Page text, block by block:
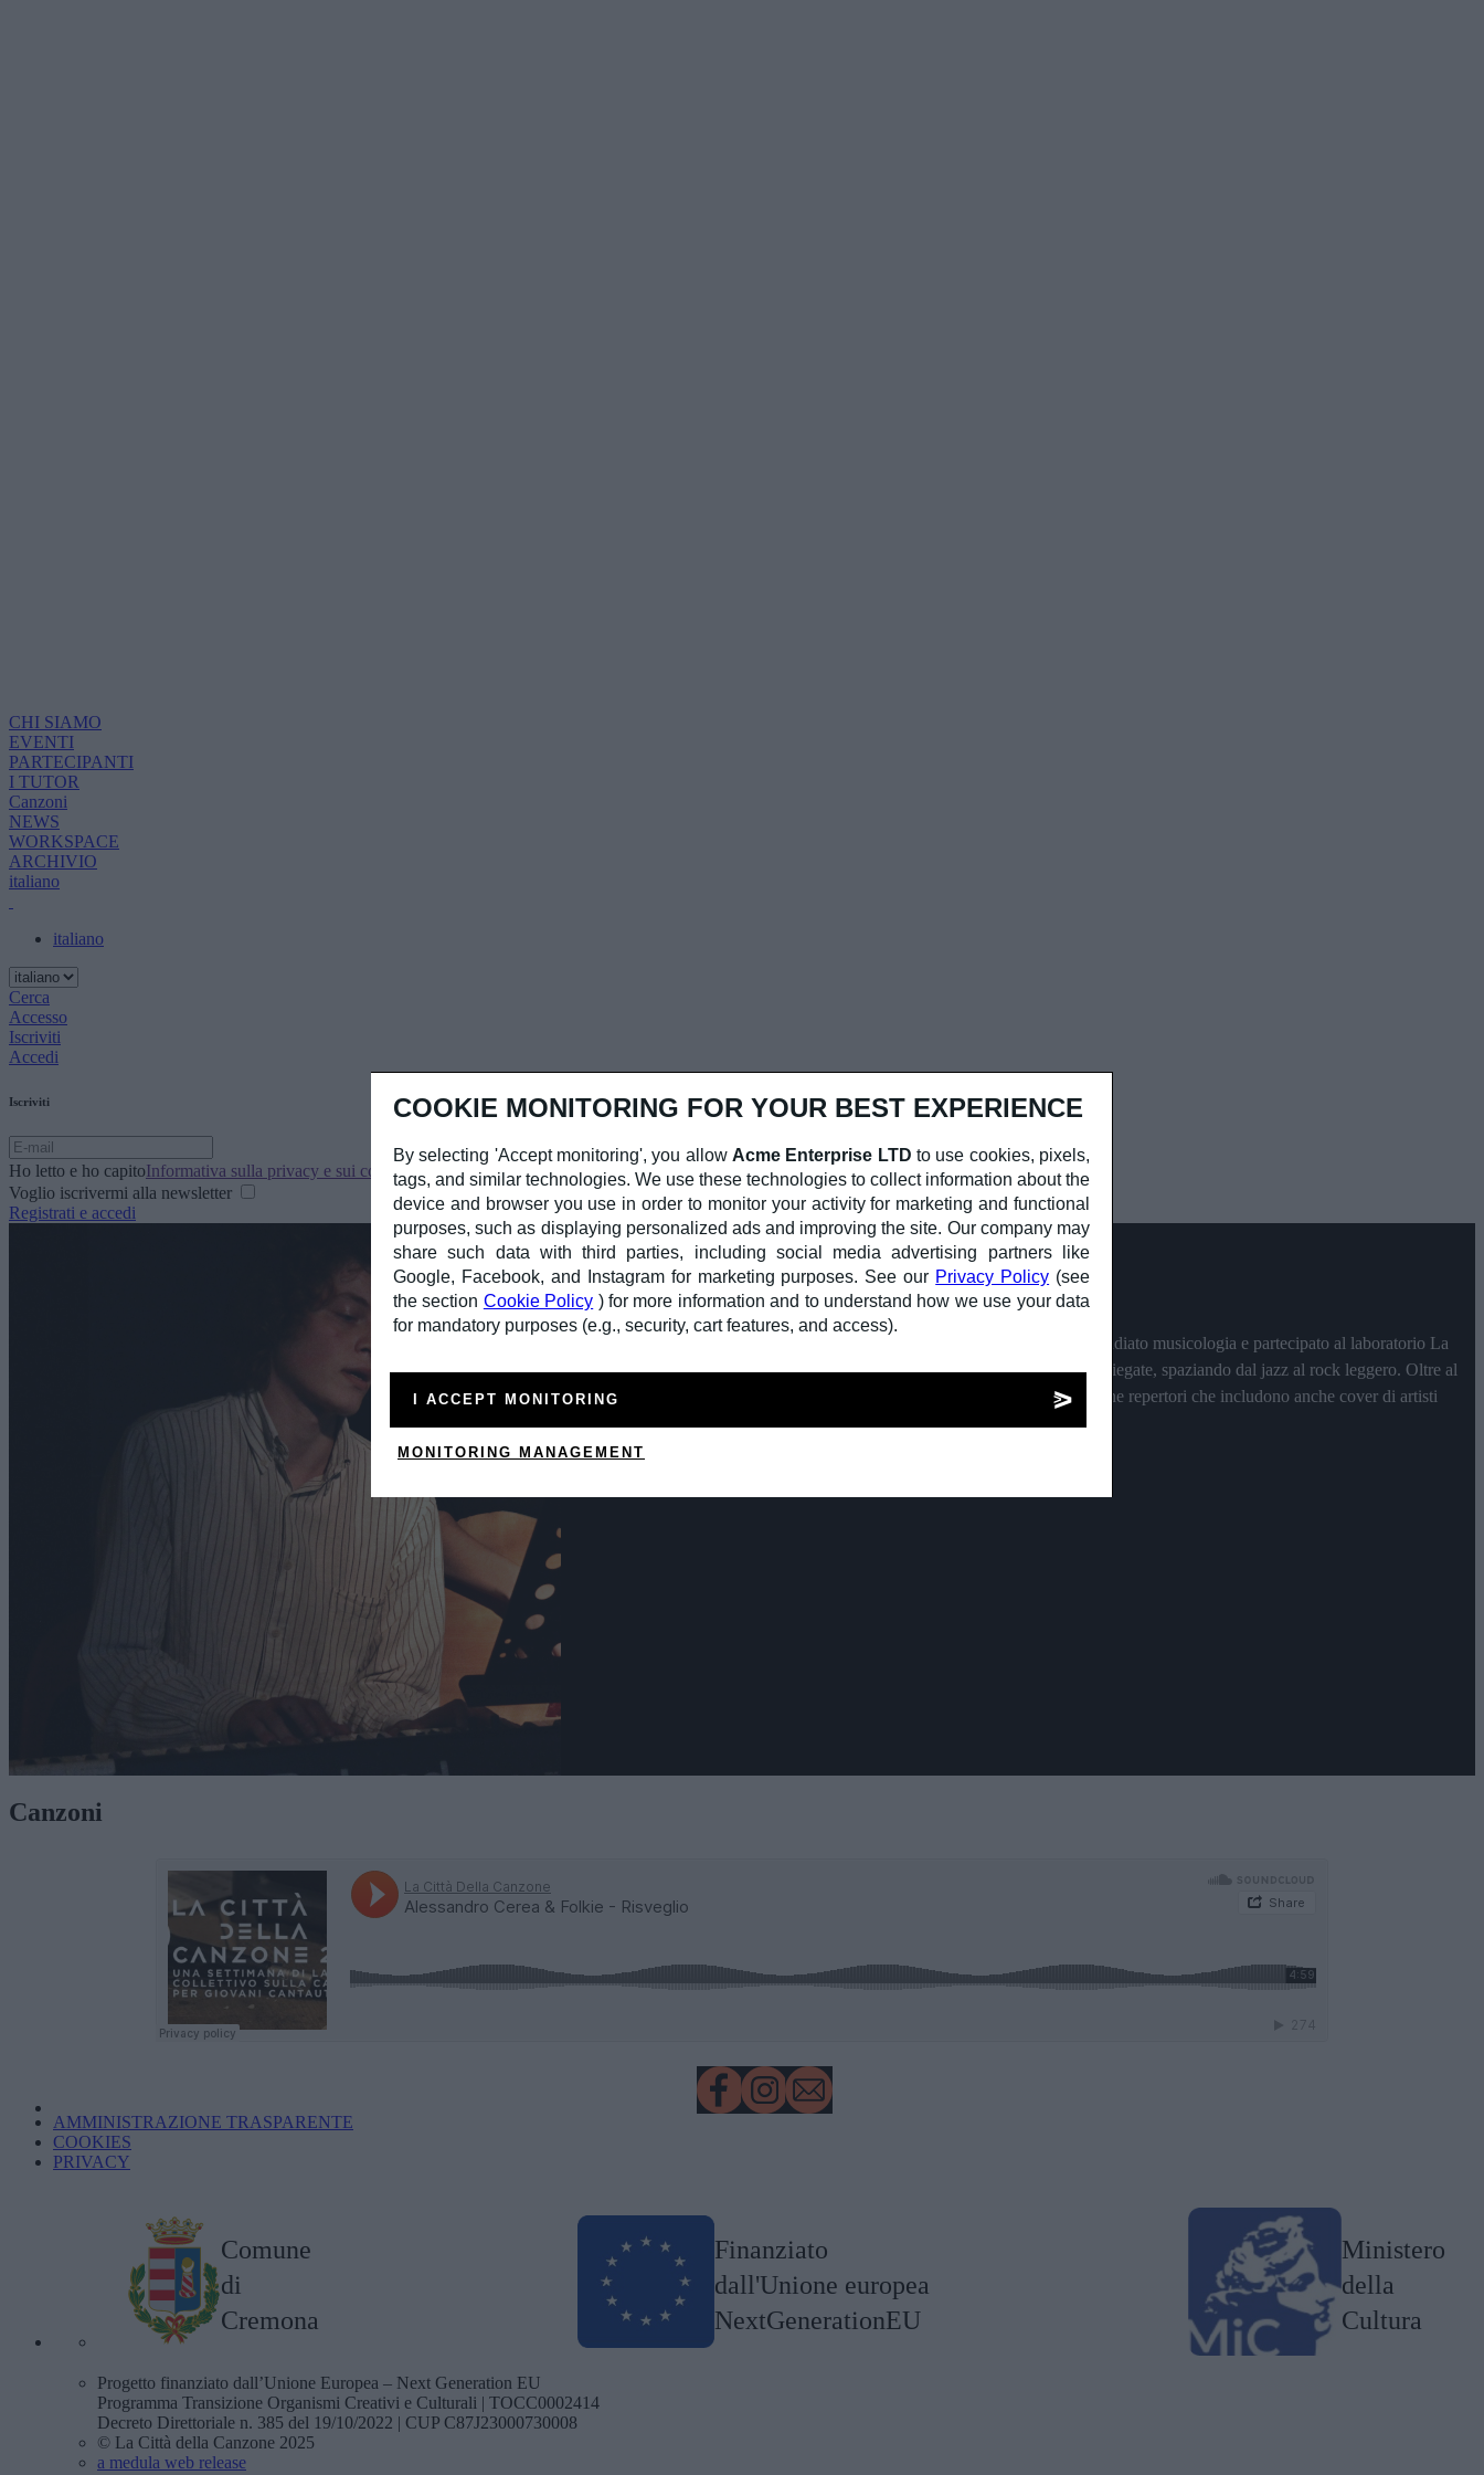
CHI SIAMO
EVENTI
PARTECIPANTI
I TUTOR
Canzoni
NEWS
WORKSPACE
ARCHIVIO
italiano
italiano
Cerca
Accesso
Iscriviti
Accedi
Iscriviti
Ho letto e ho capitoInformativa sulla privacy e sui cookie
Voglio iscrivermi alla newsletter
Registrati e accedi
I nostri partecipanti
Alessandro Cerea
Alessandro Cerea è un cantautore e musicista formatosi a Cremona, dove ha studiato musicologia e partecipato al laboratorio La
città della canzone. La sua scrittura unisce sensibilità cantautorale e sonorità variegate, spaziando dal jazz al rock leggero. Oltre al
lavoro da solista, è fondatore del progetto The Burning Candles, con cui propone repertori che includono anche cover di artisti
Canzoni
AMMINISTRAZIONE TRASPARENTE
COOKIES
PRIVACY
Comune
di
Cremona
Finanziato
dall'Unione europea
NextGenerationEU
Ministero
della
Cultura
Progetto finanziato dall’Unione Europea – Next Generation EU
Programma Transizione Organismi Creativi e Culturali | TOCC0002414
Decreto Direttoriale n. 385 del 19/10/2022 | CUP C87J23000730008
© La Città della Canzone 2025
a medula web release
COOKIE MONITORING FOR YOUR BEST EXPERIENCE
By selecting 'Accept monitoring', you allow Acme Enterprise LTD to use cookies, pixels,
tags, and similar technologies. We use these technologies to collect information about the
device and browser you use in order to monitor your activity for marketing and functional
purposes, such as displaying personalized ads and improving the site. Our company may
share such data with third parties, including social media advertising partners like
Google, Facebook, and Instagram for marketing purposes. See our Privacy Policy (see
the section Cookie Policy ) for more information and to understand how we use your data
for mandatory purposes (e.g., security, cart features, and access).
I ACCEPT MONITORING
MONITORING MANAGEMENT